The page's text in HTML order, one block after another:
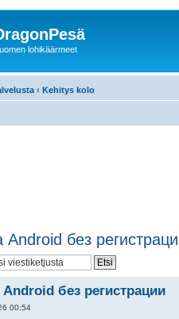
lohikäärmeet
‹ Kehitys kolo
без
без регистрации
00:54